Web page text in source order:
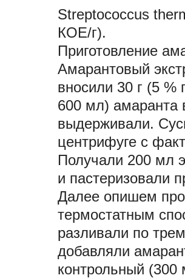
Streptococcus
КОЕ/г).
Приготовление
Амарантовый
вносили 30 г (5
600 мл) амаранта
выдерживали.
центрифуге с
Получали 200 мл
и пастеризовали
Далее опишем
термостатным
разливали по
добавляли
контрольный (300